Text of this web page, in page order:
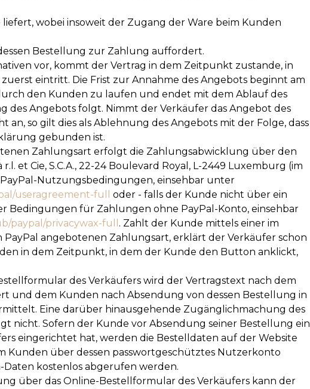
wobei insoweit der Zugang der Ware beim Kunden
Bestellung zur Zahlung auffordert.
vor, kommt der Vertrag in dem Zeitpunkt zustande, in
eintritt. Die Frist zur Annahme des Angebots beginnt am
den Kunden zu laufen und endet mit dem Ablauf des
des Angebots folgt. Nimmt der Verkäufer das Angebot des
so gilt dies als Ablehnung des Angebots mit der Folge, dass
gebunden ist.
Zahlungsart erfolgt die Zahlungsabwicklung über den
et Cie, S.C.A., 22-24 Boulevard Royal, L-2449 Luxemburg (im
Nutzungsbedingungen, einsehbar unter
/useragreement-full
oder - falls der Kunde nicht über ein
Bedingungen für Zahlungen ohne PayPal-Konto, einsehbar
/paypal /privacywax-full . Zahlt der Kunde mittels einer im
angebotenen Zahlungsart, erklärt der Verkäufer schon
in dem Zeitpunkt, in dem der Kunde den Button anklickt,
des Verkäufers wird der Vertragstext nach dem
und dem Kunden nach Absendung von dessen Bestellung in
Eine darüber hinausgehende Zugänglichmachung des
nicht. Sofern der Kunde vor Absendung seiner Bestellung ein
eingerichtet hat, werden die Bestelldaten auf der Website
Kunden über dessen passwortgeschütztes Nutzerkonto
kostenlos abgerufen werden.
über das Online-Bestellformular des Verkäufers kann der